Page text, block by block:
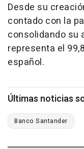
Desde su
contado con la
consolidando su
representa el
español.
Últimas noticias
Banco Santander